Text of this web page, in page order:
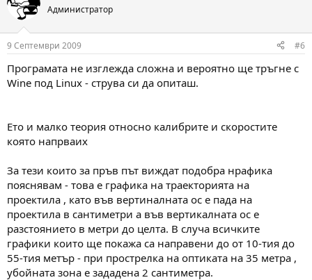
Администратор
9 Септември 2009 #6
Програмата не изглежда сложна и вероятно ще тръгне с
Wine под Linux - струва си да опиташ.
Ето и малко теория относно калибрите и скоростите
която напрваих
За тези които за пръв път виждат подобра нрафика
пояснявам - това е графика на траекторията на
проектила , като във вертиналната ос е пада на
проектила в сантиметри а във вертикалната ос е
разстоянието в метри до целта. В случа всичките
графики които ще покажа са направени до от 10-тия до
55-тия метър - при прострелка на оптиката на 35 метра ,
убойната зона е зададена 2 сантиметра.